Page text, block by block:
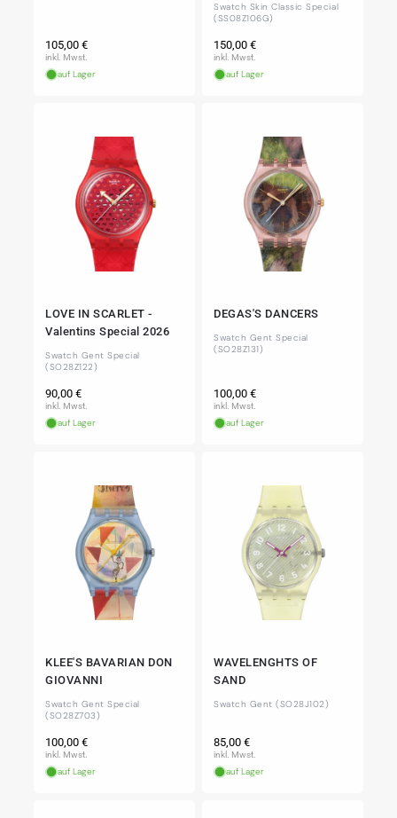
Normaler
Preis
105,00 €
inkl. Mwst.
auf Lager
Swatch Skin Classic Special
(SS08Z106G)
Normaler
Preis
150,00 €
inkl. Mwst.
auf Lager
LOVE IN SCARLET -
Valentins Special 2026
Swatch Gent Special
(SO28Z122)
Normaler
Preis
90,00 €
inkl. Mwst.
auf Lager
DEGAS'S DANCERS
Swatch Gent Special
(SO28Z131)
Normaler
Preis
100,00 €
inkl. Mwst.
auf Lager
KLEE'S BAVARIAN DON
GIOVANNI
Swatch Gent Special
(SO28Z703)
Normaler
Preis
100,00 €
inkl. Mwst.
auf Lager
WAVELENGHTS OF
SAND
Swatch Gent (SO28J102)
Normaler
Preis
85,00 €
inkl. Mwst.
auf Lager